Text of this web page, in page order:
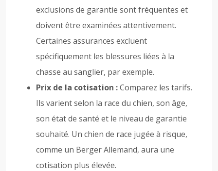
exclusions de garantie sont fréquentes et
doivent être examinées attentivement.
Certaines assurances excluent
spécifiquement les blessures liées à la
chasse au sanglier, par exemple.
Prix de la cotisation :Comparez les tarifs.
Ils varient selon la race du chien, son âge,
son état de santé et le niveau de garantie
souhaité. Un chien de race jugée à risque,
comme un Berger Allemand, aura une
cotisation plus élevée.